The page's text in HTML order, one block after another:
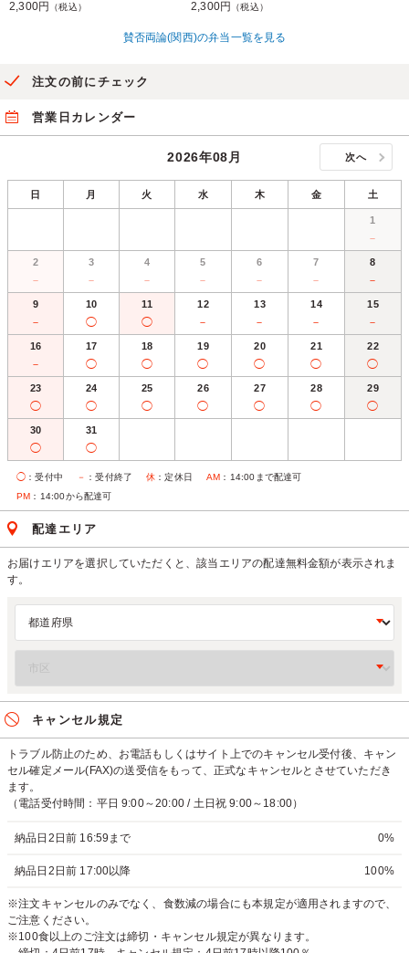
2,300円
（税込）
2,300円
（税込）
賛否両論(関西)の弁当一覧を見る
注文の前にチェック
営業日カレンダー
2026年08月 次へ
日 月 火 水 木 金 土
1
－
2
－
3
－
4
－
5
－
6
－
7
－
8
－
9
－
10
◯
11
◯
12
－
13
－
14
－
15
－
16
－
17
◯
18
◯
19
◯
20
◯
21
◯
22
◯
23
◯
24
◯
25
◯
26
◯
27
◯
28
◯
29
◯
30
◯
31
◯
◯ ：受付中 － ：受付終了 休 ：定休日 AM ：14:00まで配達可
PM ：14:00から配達可
配達エリア
お届けエリアを選択していただくと、該当エリアの配達無料金額が表示されま
す。
キャンセル規定
トラブル防止のため、お電話もしくはサイト上でのキャンセル受付後、キャン
セル確定メール(FAX)の送受信をもって、正式なキャンセルとさせていただき
ます。
（電話受付時間：平日 9:00～20:00 / 土日祝 9:00～18:00）
納品日2日前 16:59まで 0%
納品日2日前 17:00以降 100%
※注文キャンセルのみでなく、食数減の場合にも本規定が適用されますので、
ご注意ください。
※100食以上のご注文は締切・キャンセル規定が異なります。